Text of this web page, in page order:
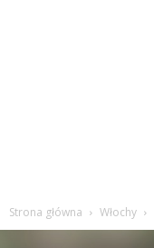
Strona główna Włochy